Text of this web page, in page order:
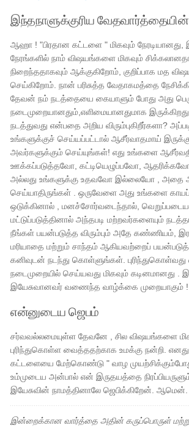
இந்தநாளுக்குரிய
ஆஹா ! "பிரதான கட்டளை " மிகவும் நேரடியானது,
நேரங்களில் நாம் விஷயங்களை மிகவும்
நிறைந்ததாகவும் ஆக்குகிறோம், குறிப்பாக மத
செய்கிறோம். நான் பரிசுத்த வேதாகமத்தை
தேவன் நம் நடத்தையை கையாளும் போது அது
நடைமுறையானதும்,எளிமையானதுமாக இருக்கிறது
நடத்துவது என்பதை அறிய விரும்புகிறீர்களா?
உங்களுக்குச் செய்யப்பட்டால் ஆசீர்வாதமாய்
அவர்களுக்கும் செய்யுங்கள்! எது உங்களை
ஊக்கப்படுத்தவோ, கட்டியெழுப்பவோ,
அல்லது உங்களுக்கு உதவவோ இல்லையோ , அதை
செய்யாதிருங்கள் . ஒருவேளை அது உங்களை
ஒடுக்கினால் , மனச்சோர்வடைந்தால்,
மட்டுப்படுத்தினால் அந்தபடி மற்றவர்களையும்
நீங்கள் பயன்படுத்த விரும்பும் அதே கண்ணியம்,
மரியாதை மற்றும் சாந்தம் ஆகியவற்றைப்
கனிவுடன் நடந்து கொள்ளுங்கள்.
நடைமுறையில் செய்யவது மிகவும் கடினமானது .
இயேசுவானவர் வணைந்த வாழ்க்கை முறையாகும் !
என்னுடைய ஜெபம்
சர்வவல்லமையுள்ள தேவனே , சில விஷயங்களை
புரிந்துகொள்ள வைத்ததற்காக உமக்கு நன்றி. எனது
கட்டளையை மேற்கொண்டு " வாழ
உம்முடைய அன்பால் என் இருதயத்தை
இயேசுவின் நாமத்தினாலே ஜெபிக்கிறேன். ஆமென்.
இன்றைக்கான வார்த்தை அதின் கருப்பொருள்